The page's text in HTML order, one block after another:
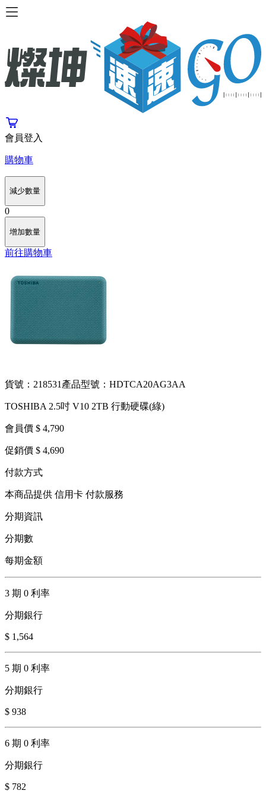
會員登入
購物車
減少數量
0
增加數量
前往購物車
貨號：218531 產品型號：HDTCA20AG3AA
TOSHIBA 2.5吋 V10 2TB 行動硬碟(綠)
會員價 $ 4,790
促銷價 $ 4,690
付款方式
本商品提供 信用卡 付款服務
分期資訊
分期數
每期金額
3 期 0 利率
分期銀行
$ 1,564
5 期 0 利率
分期銀行
$ 938
6 期 0 利率
分期銀行
$ 782